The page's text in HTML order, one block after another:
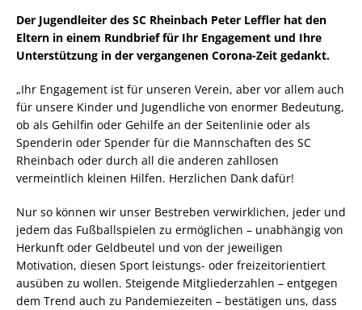
Der Jugendleiter des SC Rheinbach Peter Leffler hat den
Eltern in einem Rundbrief für Ihr Engagement und Ihre
Unterstützung in der vergangenen Corona-Zeit gedankt.
„Ihr Engagement ist für unseren Verein, aber vor allem auch
für unsere Kinder und Jugendliche von enormer Bedeutung,
ob als Gehilfin oder Gehilfe an der Seitenlinie oder als
Spenderin oder Spender für die Mannschaften des SC
Rheinbach oder durch all die anderen zahllosen
vermeintlich kleinen Hilfen. Herzlichen Dank dafür!
Nur so können wir unser Bestreben verwirklichen, jeder und
jedem das Fußballspielen zu ermöglichen – unabhängig von
Herkunft oder Geldbeutel und von der jeweiligen
Motivation, diesen Sport leistungs- oder freizeitorientiert
ausüben zu wollen. Steigende Mitgliederzahlen – entgegen
dem Trend auch zu Pandemiezeiten – bestätigen uns, dass